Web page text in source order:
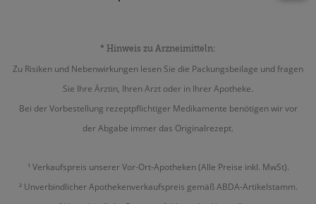
* Hinweis zu Arzneimitteln:
Zu Risiken und Nebenwirkungen lesen Sie die Packungsbeilage und fragen
Sie Ihre Ärztin, Ihren Arzt oder in Ihrer Apotheke.
Bei der Vorbestellung rezeptpflichtiger Medikamente benötigen wir vor
der Abgabe immer das Originalrezept.
¹ Verkaufspreis unserer Vor-Ort-Apotheken (Alle Preise inkl. MwSt).
² Unverbindlicher Apothekenverkaufspreis gemäß ABDA-Artikelstamm.